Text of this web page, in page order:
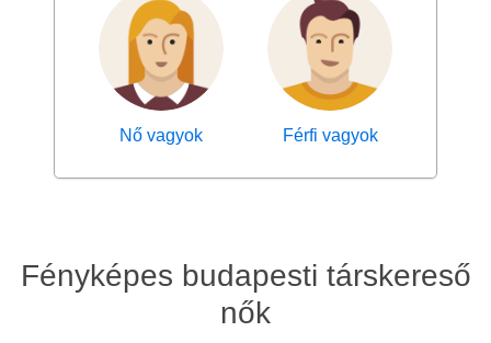
Nő vagyok Férfi vagyok
Fényképes budapesti társkereső
nők